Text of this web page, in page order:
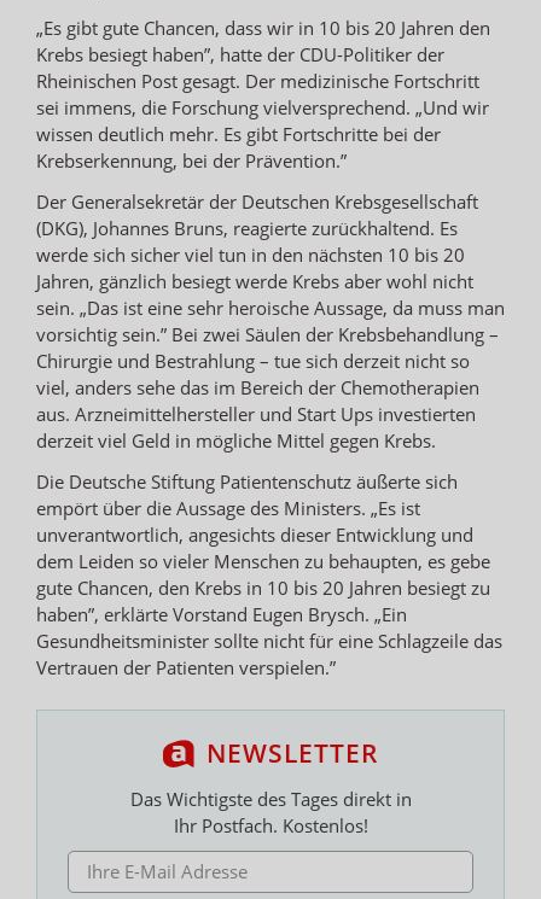
„Es gibt gute Chancen, dass wir in 10 bis 20 Jahren den
Krebs besiegt haben”, hatte der CDU-Politiker der
Rheinischen Post gesagt. Der medizinische Fortschritt
sei immens, die Forschung vielversprechend. „Und wir
wissen deutlich mehr. Es gibt Fortschritte bei der
Krebserkennung, bei der Prävention.”
Der Generalsekretär der Deutschen Krebsgesellschaft
(DKG), Johannes Bruns, reagierte zurückhaltend. Es
werde sich sicher viel tun in den nächsten 10 bis 20
Jahren, gänzlich besiegt werde Krebs aber wohl nicht
sein. „Das ist eine sehr heroische Aussage, da muss man
vorsichtig sein.” Bei zwei Säulen der Krebsbehandlung –
Chirurgie und Bestrahlung – tue sich derzeit nicht so
viel, anders sehe das im Bereich der Chemotherapien
aus. Arzneimittelhersteller und Start Ups investierten
derzeit viel Geld in mögliche Mittel gegen Krebs.
Die Deutsche Stiftung Patientenschutz äußerte sich
empört über die Aussage des Ministers. „Es ist
unverantwortlich, angesichts dieser Entwicklung und
dem Leiden so vieler Menschen zu behaupten, es gebe
gute Chancen, den Krebs in 10 bis 20 Jahren besiegt zu
haben”, erklärte Vorstand Eugen Brysch. „Ein
Gesundheitsminister sollte nicht für eine Schlagzeile das
Vertrauen der Patienten verspielen.”
NEWSLETTER
Das Wichtigste des Tages direkt in
Ihr Postfach. Kostenlos!
E-MAIL ADRESSE